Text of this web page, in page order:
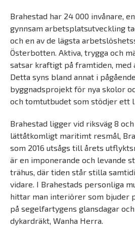
Brahestad har 24 000 invånare,
gynnsam arbetsplatsutveckling
och en av de lägsta
Österbotten. Aktiva, trygga och
satsar kraftigt på framtiden, med
Detta syns bland annat i
byggnadsprojekt för nya skolor
och tomtutbudet som stödjer ett
Brahestad ligger vid riksväg 8
lättåtkomligt maritimt resmål,
som 2016 utsågs till årets
är en imponerande och levande
trähus, där tiden står stilla
vidare. I Brahestads personliga
hittar man interiörer som bjuder
på segelfartygens glansdagar
dykardräkt, Wanha Herra.